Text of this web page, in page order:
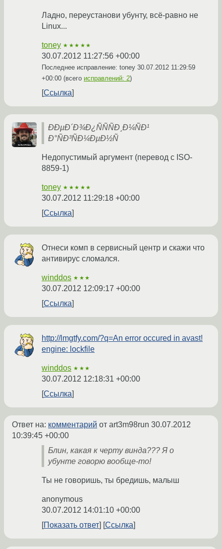
Ладно, переустанови убунту, всё-равно не
Linux...
toney ★★★★★
30.07.2012 11:27:56 +00:00
Последнее исправление: toney 30.07.2012 11:29:59
+00:00 (всего исправлений: 2)
Ссылка
ÐÐµÐ´Ð¾Ð¿ÑÑÑÐ¸Ð¼ÑÐ¹
Ð°ÑÐ³ÑÐ¼ÐµÐ½Ñ
Недопустимый аргумент (перевод с ISO-
8859-1)
toney ★★★★★
30.07.2012 11:29:18 +00:00
Ссылка
Отнеси комп в сервисный центр и скажи что
антивирус сломался.
winddos ★★★
30.07.2012 12:09:17 +00:00
Ссылка
http://lmgtfy.com/?q=An error occured in avast!
engine: lockfile
winddos ★★★
30.07.2012 12:18:31 +00:00
Ссылка
Ответ на: комментарий от art3m98run 30.07.2012
10:39:45 +00:00
Блин, какая к черту винда??? Я о
убунте говорю вообще-то!
Ты не говоришь, ты бредишь, малыш
anonymous
30.07.2012 14:01:10 +00:00
Показать ответ
Ссылка